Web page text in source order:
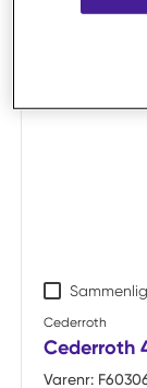
Cederroth
Cederroth
Varenr: